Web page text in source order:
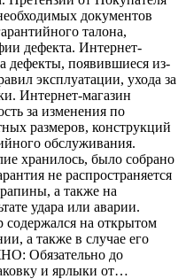
документов
талона,
дефекта. Интернет-
дефекты, появившиеся из-
эксплуатации, ухода за
Интернет-магазин
за изменения по
размеров, конструкций
обслуживания.
хранилось, было собрано
не распространяется
а также на
удара или аварии.
содержался на открытом
а также в случае его
Обязательно до
и ярлыки от…